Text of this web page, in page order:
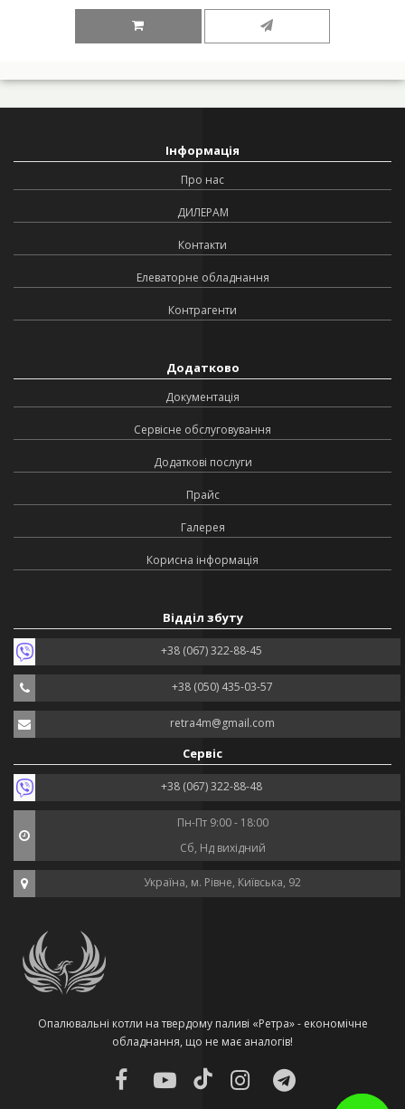
Інформація
Про нас
ДИЛЕРАМ
Контакти
Елеваторне обладнання
Контрагенти
Додатково
Документація
Сервісне обслуговування
Додаткові послуги
Прайс
Галерея
Корисна інформація
Відділ збуту
+38 (067) 322-88-45
+38 (050) 435-03-57
retra4m@gmail.com
Сервіс
+38 (067) 322-88-48
Пн-Пт 9:00 - 18:00
Сб, Нд вихідний
Україна, м. Рівне, Київська, 92
Опалювальні котли на твердому паливі «Ретра» - економічне
обладнання, що не має аналогів!